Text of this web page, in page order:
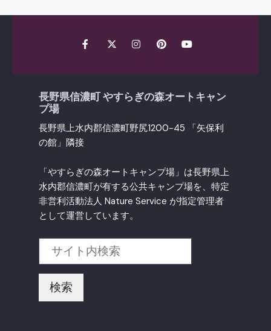
長野県信濃町 やすらぎの森オートキャン
プ場
長野県上水内郡信濃町野尻1200-45 「矢保利
の館」隣接
「やすらぎの森オートキャンプ場」は長野県上
水内郡信濃町が有する公共キャンプ場を、特定
非営利活動法人 Nature Service が指定管理者
として運営しています。
検索